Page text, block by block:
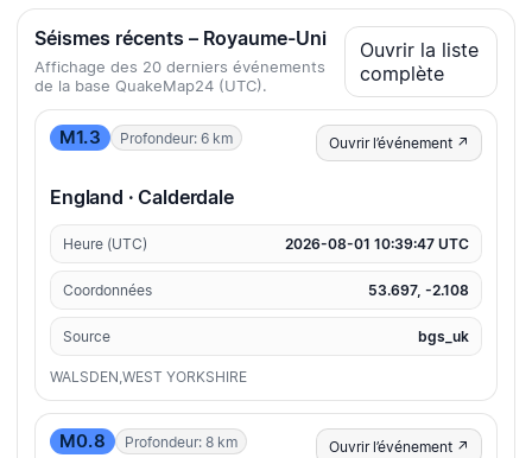
Séismes récents – Royaume-Uni
Affichage des 20 derniers événements
de la base QuakeMap24 (UTC).
Ouvrir la liste
complète
M1.3 Profondeur: 6 km Ouvrir l’événement ↗
England · Calderdale
Heure (UTC) 2026-08-01 10:39:47 UTC
Coordonnées 53.697, -2.108
Source bgs_uk
WALSDEN,WEST YORKSHIRE
M0.8 Profondeur: 8 km Ouvrir l’événement ↗